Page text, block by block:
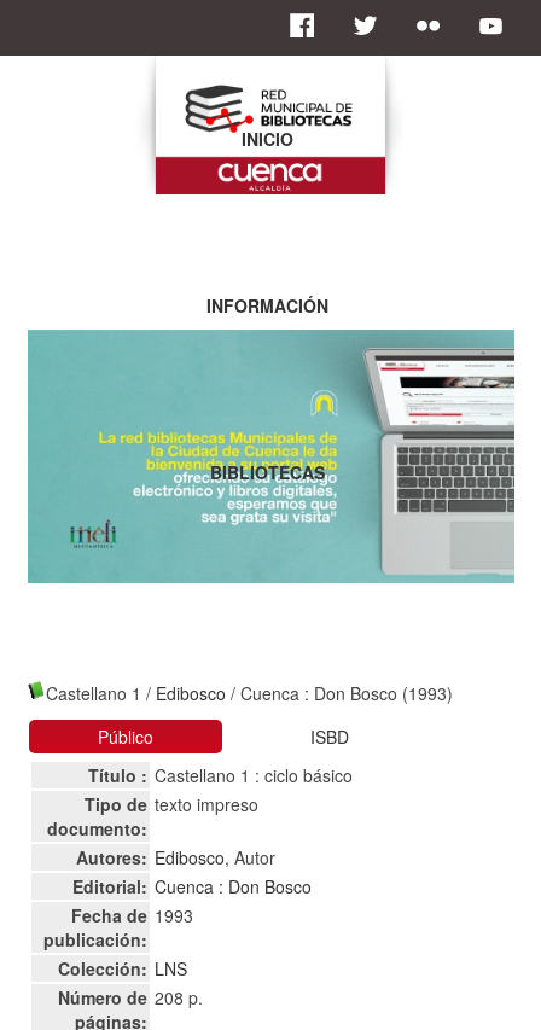
Castellano 1 / Edibosco / Cuenca : Don Bosco (1993)
Público
ISBD
Título : Castellano 1 : ciclo básico
Tipo de
documento:
texto impreso
Autores: Edibosco, Autor
Editorial: Cuenca : Don Bosco
Fecha de
publicación:
1993
Colección: LNS
Número de
páginas:
208 p.
INICIO
INFORMACIÓN
BIBLIOTECAS